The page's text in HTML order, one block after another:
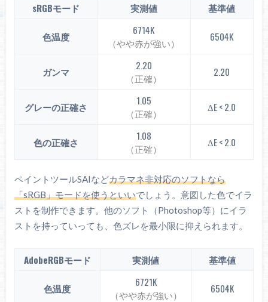
sRGBモード 実測値 基準値
色温度
6714K
（やや赤が強い）
6504K
ガンマ
2.20
（正確）
2.20
グレーの正確さ
1.05
（正確）
ΔE < 2.0
色の正確さ
1.08
（正確）
ΔE < 2.0
ペイントツールSAIなどカラマネ非対応のソフトなら
「sRGB」モードを使うといいでしょう。意図した色でイラ
ストを制作できます。他のソフト（Photoshop等）にイラ
ストを持っていっても、色ズレを最小限に抑えられます。
AdobeRGBモード 実測値 基準値
色温度
6721K
（やや赤が強い）
6504K